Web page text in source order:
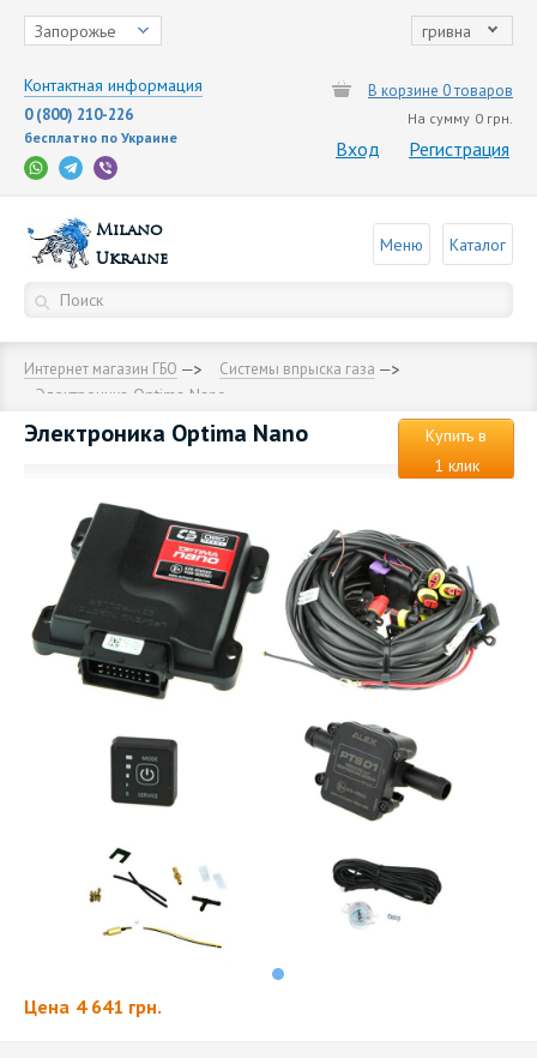
Запорожье гривна
Контактная информация
0 (800) 210-226
бесплатно по Украине
В корзине 0 товаров
На сумму 0 грн.
Вход Регистрация
Milano
Ukraine
Меню Каталог
Интернет магазин ГБО Cистемы впрыска газа
Электроника Optima Nano
Электроника Optima Nano
Купить в
1 клик
Цена 4 641 грн.